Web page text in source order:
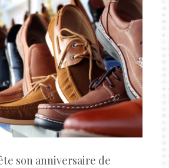
son anniversaire de